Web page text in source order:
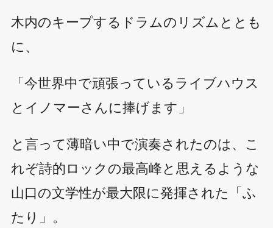
木内のキープするドラムのリズムととも
に、
「今世界中で頑張っているライブハウス
とイノマーさんに捧げます」
と言って薄暗い中で演奏されたのは、こ
れぞ詩的ロックの最高峰と思えるような
山口の文学性が最大限に発揮された「ふ
たり」。